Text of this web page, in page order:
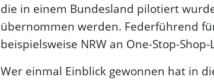
die in einem Bundesland pilotiert
übernommen werden. Federführend
beispielsweise NRW an One-Stop-Shop-
Wer einmal Einblick gewonnen hat in